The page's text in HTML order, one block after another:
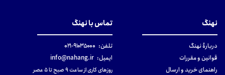
نهنگ
دربارهٔ نهنگ
قوانین و مقررات
راهنمای خرید و ارسال
تماس با نهنگ
تلفن: ۹۱۰۳۵۰۰۰-۰۲۱
ایمیل: info@nahang.ir
روزهای کاری از ساعت ۹ صبح تا ۵ عصر